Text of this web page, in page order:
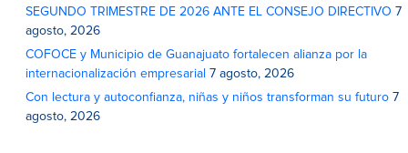
SEGUNDO TRIMESTRE DE 2026 ANTE EL CONSEJO DIRECTIVO 7
agosto, 2026
COFOCE y Municipio de Guanajuato fortalecen alianza por la
internacionalización empresarial 7 agosto, 2026
Con lectura y autoconfianza, niñas y niños transforman su futuro 7
agosto, 2026